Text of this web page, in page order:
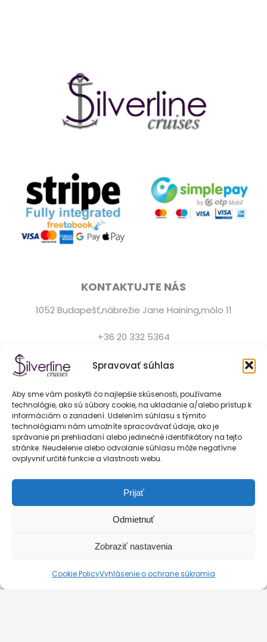
Spravovať súhlas
Aby sme vám poskytli čo najlepšie skúsenosti, používame
technológie, ako sú súbory cookie, na ukladanie a/alebo prístup k
informáciám o zariadení. Udelením súhlasu s týmito
technológiami nám umožníte spracovávať údaje, ako je
správanie pri prehliadaní alebo jedinečné identifikátory na tejto
stránke. Neudelenie alebo odvolanie súhlasu môže negatívne
ovplyvniť určité funkcie a vlastnosti webu.
Prijať
Odmietnuť
Zobraziť nastavenia
Cookie PolicyVyhlásenie o ochrane súkromia
KONTAKTUJTE NÁS
1052 Budapešť,nábrežie Jane Haining,mólo 11
+36 20 332 5364
Zákaznícka podpora je k dispozícii denne od 9:0 do
hello@silver-line.hu
Prenájom súkromnej lode
GENERAL CONTRACT TERMS EFFECTIVE FROM 11.03.2025
BLOG
KONTAKT